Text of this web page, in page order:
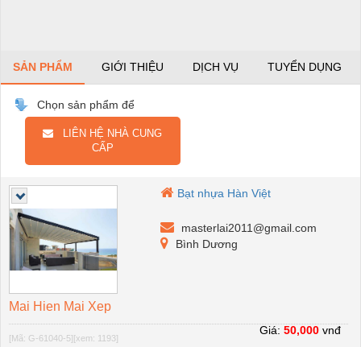
SẢN PHẨM GIỚI THIỆU DỊCH VỤ TUYỂN DỤNG
Chọn sản phẩm để
LIÊN HỆ NHÀ CUNG
CẤP
Bạt nhựa Hàn Việt
masterlai2011@gmail.com
Bình Dương
Mai Hien Mai Xep
[Mã: G-61040-5][xem: 1193]
Giá: 50,000 vnđ